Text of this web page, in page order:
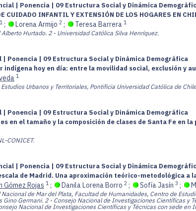
| Ponencia | 09 Estructura Social y Dinámica
CUIDADO INFANTIL Y EXTENSIÓN DE LOS HOGARES EN
1 ; Lorena Armijo 2 ; Teresa Barrera 1
Alberto Hurtado. 2 - Universidad Católica Silva Henríquez.
Ponencia | 09 Estructura Social y Dinámica Demográfica
indígena hoy en día: entre la movilidad social, exclusión y
1
Urbanos y Territoriales, Pontificia Universidad Católica de
Ponencia | 09 Estructura Social y Dinámica Demográfica
en el tamaño y la composición de clases de Santa Fe en
CONICET.
| Ponencia | 09 Estructura Social y Dinámica
de Madrid. Una aproximación teórico-metodológica a
Gómez Rojas 1 ; Danila Lorena Borro 2 ; Sofía Jasín 3 ;
Nacional de Mar del Plata, Facultad de Humanidades, Centro de
Gino Germani. 2 - Consejo Nacional de Investigaciones Científicas y
Nacional de Investigaciones Científicas y Técnicas con sede en